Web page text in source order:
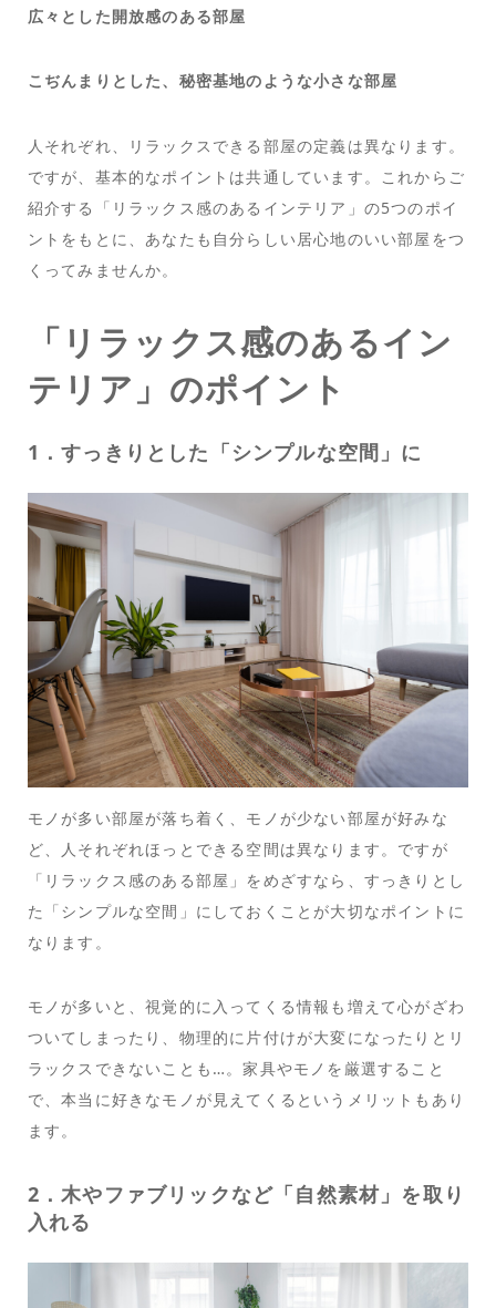
広々とした開放感のある部屋
こぢんまりとした、秘密基地のような小さな部屋
人それぞれ、リラックスできる部屋の定義は異なります。
ですが、基本的なポイントは共通しています。これからご
紹介する「リラックス感のあるインテリア」の5つのポイ
ントをもとに、あなたも自分らしい居心地のいい部屋をつ
くってみませんか。
「リラックス感のあるイン
テリア」のポイント
1．すっきりとした「シンプルな空間」に
モノが多い部屋が落ち着く、モノが少ない部屋が好みな
ど、人それぞれほっとできる空間は異なります。ですが
「リラックス感のある部屋」をめざすなら、すっきりとし
た「シンプルな空間」にしておくことが大切なポイントに
なります。
モノが多いと、視覚的に入ってくる情報も増えて心がざわ
ついてしまったり、物理的に片付けが大変になったりとリ
ラックスできないことも…。家具やモノを厳選すること
で、本当に好きなモノが見えてくるというメリットもあり
ます。
2．木やファブリックなど「自然素材」を取り
入れる